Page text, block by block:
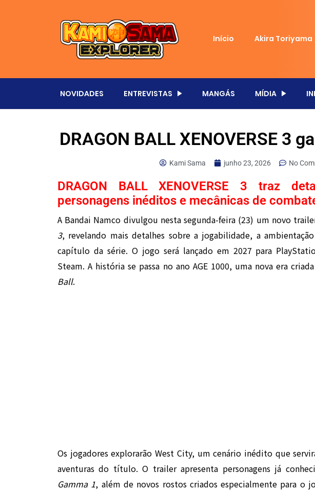
Início Akira Toriyama
NOVIDADES ENTREVISTAS MANGÁS MÍDIA
DRAGON BALL XENOVERSE 3
Kami Sama junho 23, 2026 No
DRAGON BALL XENOVERSE 3 traz
personagens inéditos e mecânicas de
A Bandai Namco divulgou nesta segunda-feira (23) um novo
3, revelando mais detalhes sobre a jogabilidade, a
capítulo da série. O jogo será lançado em 2027 para
Steam. A história se passa no ano AGE 1000, uma nova era
Ball.
Os jogadores explorarão West City, um cenário inédito que
aventuras do título. O trailer apresenta personagens já
Gamma 1, além de novos rostos criados especialmente para o